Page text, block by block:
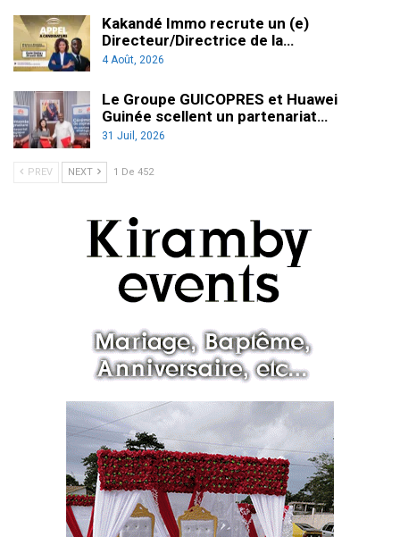
Kakandé Immo recrute un (e)
Directeur/Directrice de la…
4 Août, 2026
Le Groupe GUICOPRES et Huawei
Guinée scellent un partenariat…
31 Juil, 2026
PREV NEXT 1 De 452